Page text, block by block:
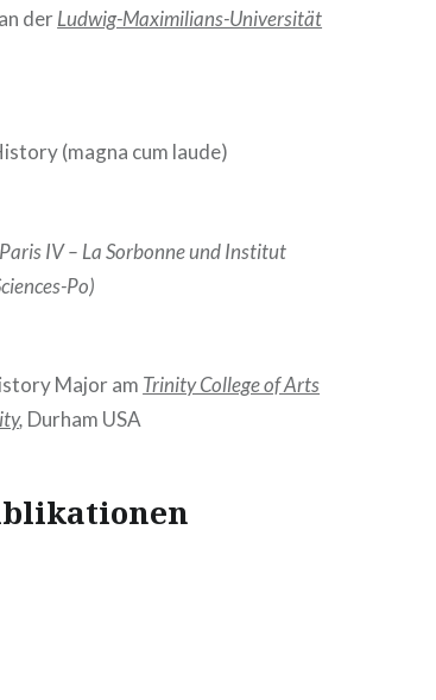
derLudwig-Maximilians-Universität
(magna cum laude)
IV – La Sorbonne und Institut
Po)
Major am Trinity College of Arts
, Durham USA